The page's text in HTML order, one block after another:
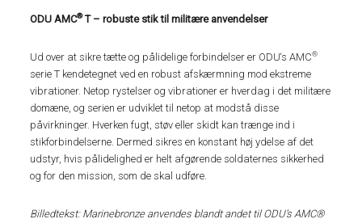
ODU AMC®T – robuste stik til militære anvendelser
Ud over at sikre tætte og pålidelige forbindelser er ODU‘s AMC®
serie T kendetegnet ved en robust afskærmning mod ekstreme
vibrationer. Netop rystelser og vibrationer er hverdag i det militære
domæne, og serien er udviklet til netop at modstå disse
påvirkninger. Hverken fugt, støv eller skidt kan trænge ind i
stikforbindelserne. Dermed sikres en konstant høj ydelse af det
udstyr, hvis pålidelighed er helt afgørende soldaternes sikkerhed
og for den mission, som de skal udføre.
Billedtekst: Marinebronze anvendes blandt andet til ODU’s AMC®